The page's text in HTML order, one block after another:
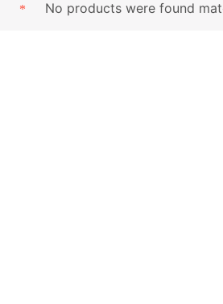
No products were found